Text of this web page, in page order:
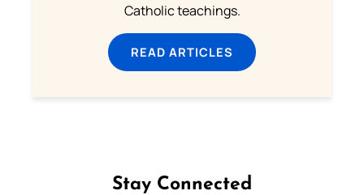
Catholic teachings.
READ ARTICLES
Stay Connected